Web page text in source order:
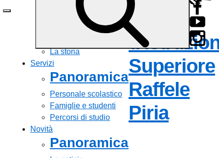
Le persone
I numeri della scuola
Le carte della scuola
La storia
Servizi
Panoramica
Personale scolastico
Famiglie e studenti
Percorsi di studio
Novità
Panoramica
Istituto
Superiore
Raffele
Piria—